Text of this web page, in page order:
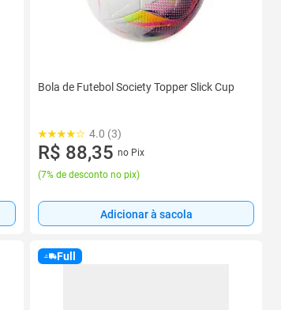
Bola de Futebol Society Topper Slick Cup
4.0 (3)
R$ 88,35 no Pix
(7% de desconto no pix)
Adicionar à sacola
Full